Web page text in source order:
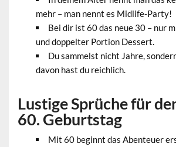
mehr – man nennt es Midlife‑Party!
Bei dir ist 60 das neue 30 – nur
und doppelter Portion Dessert.
Du sammelst nicht Jahre,
davon hast du reichlich.
Lustige Sprüche für
60. Geburtstag
Mit 60 beginnt das Abenteuer